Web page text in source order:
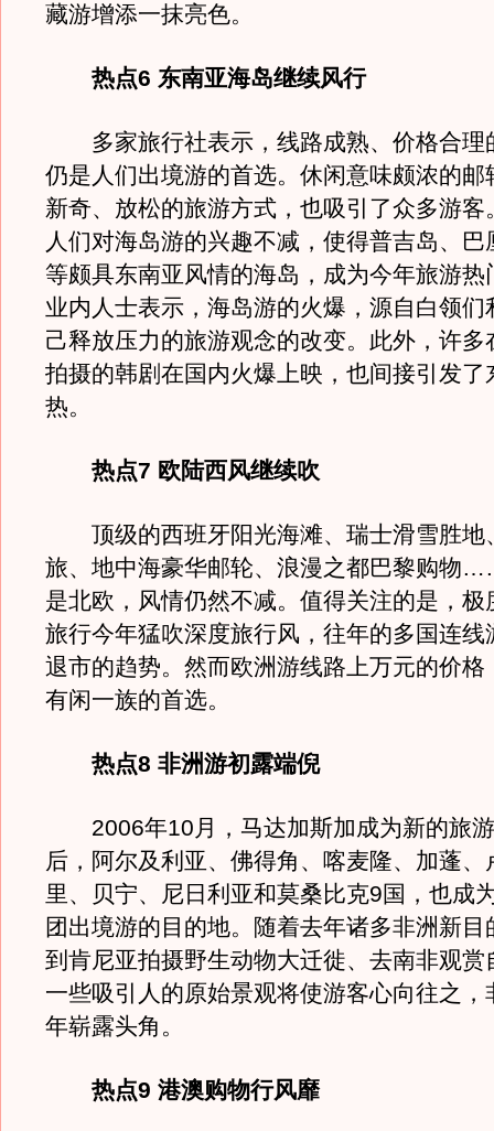
藏游增添一抹亮色。
热点6 东南亚海岛继续风行
多家旅行社表示，线路成熟、价格合理
仍是人们出境游的首选。休闲意味颇浓的邮
新奇、放松的旅游方式，也吸引了众多游客
人们对海岛游的兴趣不减，使得普吉岛、巴
等颇具东南亚风情的海岛，成为今年旅游热
业内人士表示，海岛游的火爆，源自白领们
己释放压力的旅游观念的改变。此外，许多
拍摄的韩剧在国内火爆上映，也间接引发了
热。
热点7 欧陆西风继续吹
顶级的西班牙阳光海滩、瑞士滑雪胜地
旅、地中海豪华邮轮、浪漫之都巴黎购物
是北欧，风情仍然不减。值得关注的是，极
旅行今年猛吹深度旅行风，往年的多国连线
退市的趋势。然而欧洲游线路上万元的价格
有闲一族的首选。
热点8 非洲游初露端倪
2006年10月，马达加斯加成为新的旅
后，阿尔及利亚、佛得角、喀麦隆、加蓬、
里、贝宁、尼日利亚和莫桑比克9国，也成
团出境游的目的地。随着去年诸多非洲新目
到肯尼亚拍摄野生动物大迁徙、去南非观
一些吸引人的原始景观将使游客心向往之，
年崭露头角。
热点9 港澳购物行风靡